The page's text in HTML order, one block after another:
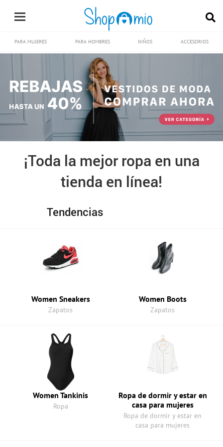
¡Toda la mejor ropa en una
tienda en línea!
Tendencias
Women Sneakers
Zapatos
Women Boots
Zapatos
Women Tankinis
Ropa
Ropa de dormir y estar en
casa para mujeres
Ropa de dormir y estar en
casa para mujeres
PARA MUJERES PARA HOMBRES NIÑOS ACCESORIOS